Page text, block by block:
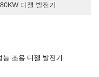
디젤 발전기
능 조용 디젤 발전기